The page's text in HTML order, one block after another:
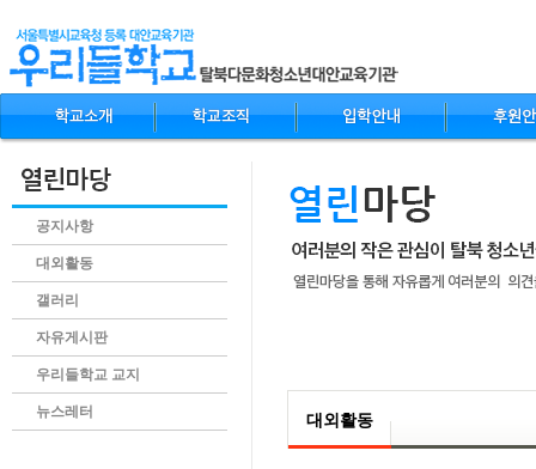
공지사항
대외활동
갤러리
자유게시판
우리들학교 교지
뉴스레터 대외활동